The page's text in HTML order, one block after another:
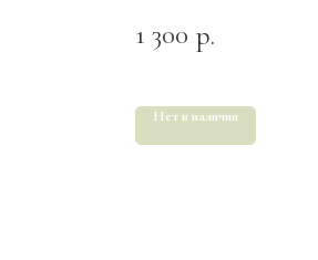
1 300 р.
Нет в наличии